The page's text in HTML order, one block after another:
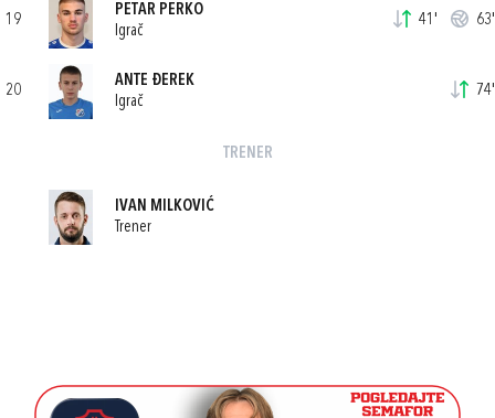
19
PETAR PERKO
Igrač
41' 63'
20
ANTE ĐEREK
Igrač
74'
TRENER
IVAN MILKOVIĆ
Trener